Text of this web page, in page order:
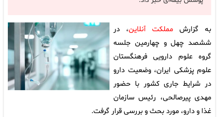
به گزارش مملکت آنلاین، در
ششصد چهل و چهارمین جلسه
گروه علوم دارویی فرهنگستان
علوم پزشکی ایران، وضعیت دارو
در شرایط جاری کشور با حضور
مهدی پیرصالحی، رئیس سازمان
غذا و دارو، مورد بحث و بررسی قرار گرفت.